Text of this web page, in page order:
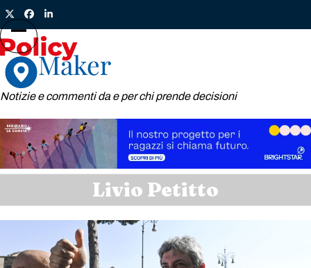
Skip
to
content
TwitterFacebook
LinkedIn
Notizie e commenti da e per chi prende decisioni
Open
mobile
menu
Close
mobile
menu
Livio Petitto